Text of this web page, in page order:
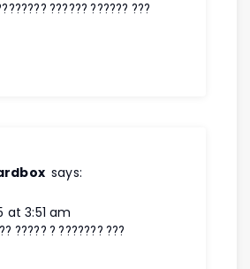
?????? ?????? ???
says:
at 3:51 am
????? ? ??????? ???